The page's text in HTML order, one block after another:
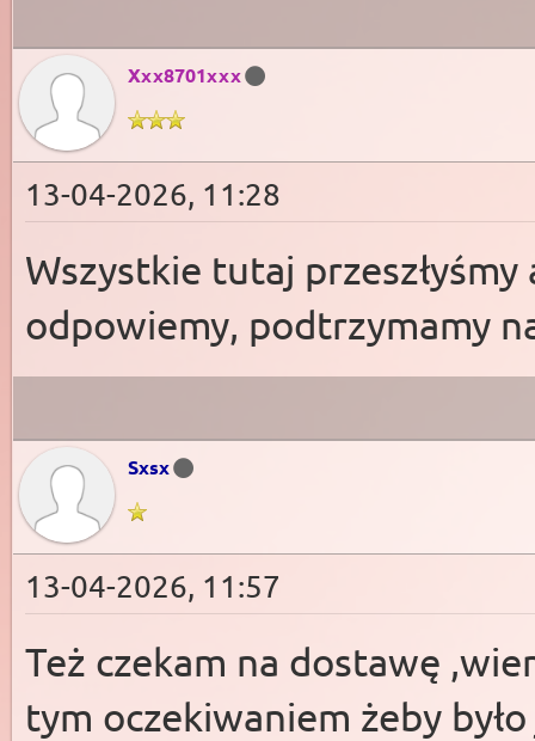
Xxx8701xxx
13-04-2026, 11:28
Wszystkie tutaj przeszłyśmy
odpowiemy, podtrzymamy
Sxsx
13-04-2026, 11:57
Też czekam na dostawę
tym oczekiwaniem żeby